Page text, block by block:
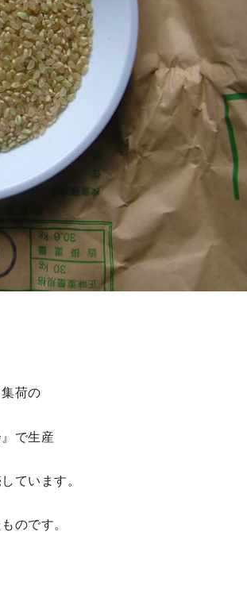
荷の
で生産
ています。
のです。